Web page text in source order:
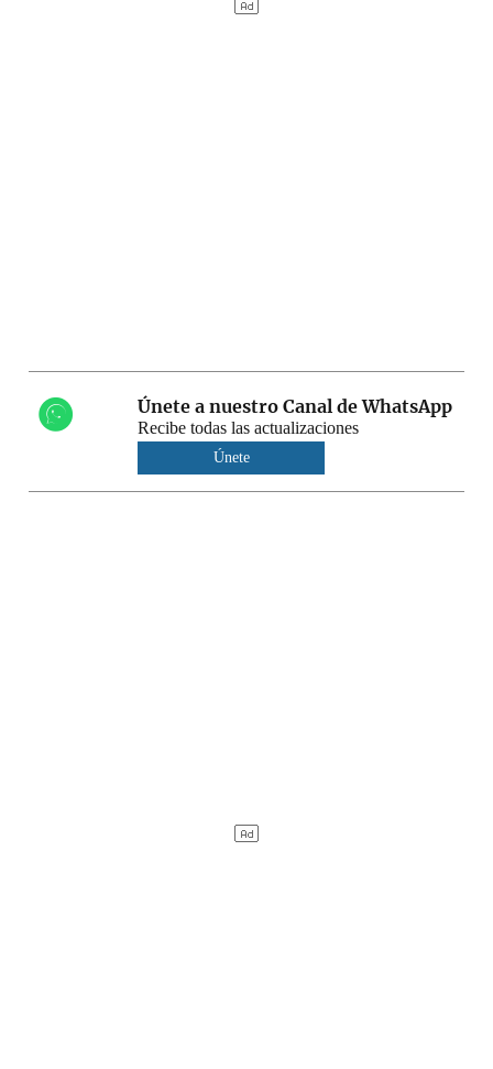
Únete a nuestro Canal de WhatsApp
Recibe todas las actualizaciones
Únete